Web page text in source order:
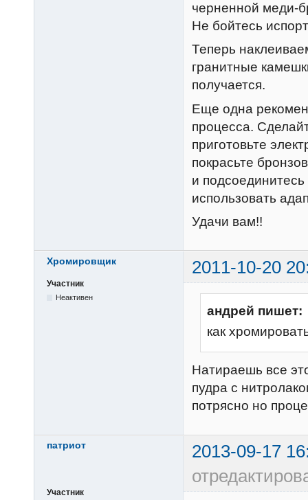
черненной меди-
Не бойтесь
Теперь
гранитные
получается.
Еще одна
процесса.
приготовьте
покрасьте
и
использовать
Удачи вам!!
Хромировщик 2011-10-20
Участник
Неактивен
андрей пишет:
как
Натираешь все
пудра с
потрясно но
патриот
2013-09-17
Участник